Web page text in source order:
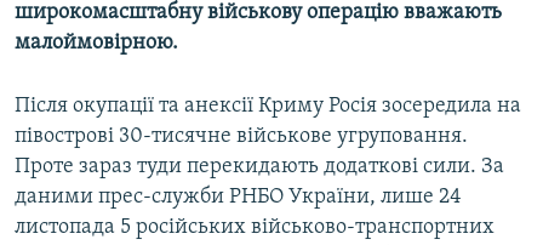
широкомасштабну військову операцію вважають
малоймовірною.
Після окупації та анексії Криму Росія зосередила на
півострові 30-тисячне військове угруповання.
Проте зараз туди перекидають додаткові сили. За
даними прес-служби РНБО України, лише 24
листопада 5 російських військово-транспортних